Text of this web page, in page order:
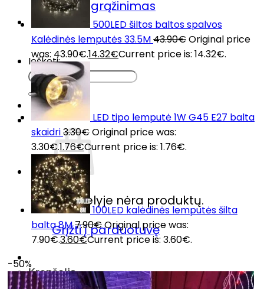
Prekių grąžinimas
Kontaktai
Ieškoti:
Krepšelyje nėra produktų.
Grįžti į parduotuvę
Krepšelis
500LED šiltos baltos spalvos
Kalėdinės lemputės 33.5M43.90€Original price
was: 43.90€.14.32€Current price is: 14.32€.
LED tipo lemputė 1W G45 E27 balta
skaidri3.30€Original price was:
3.30€.1.76€Current price is: 1.76€.
100LED kalėdinės lemputės šilta
balta 8M7.90€Original price was:
7.90€.3.60€Current price is: 3.60€.
-50%